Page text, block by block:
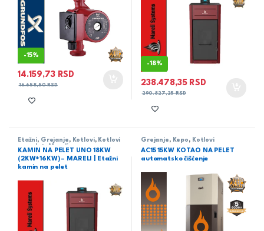
-15%
14.159,73 RSD
16.658,50RSD
-18%
238.478,35 RSD
290.827,25RSD
Etažni, Grejanje , Kotlovi, Kotlovi
na pelet, Mareli
KAMIN NA PELET UNO 18KW
(2KW+16KW) – MARELI | Etažni
kamin na pelet
Grejanje , Kepo , Kotlovi
AC15 15KW KOTAO NA PELET
automatsko čišćenje